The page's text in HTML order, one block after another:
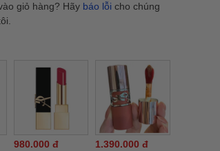
980.000 đ 1.390.000 đ
giỏ hàng? Hãy báo lỗi cho chúng